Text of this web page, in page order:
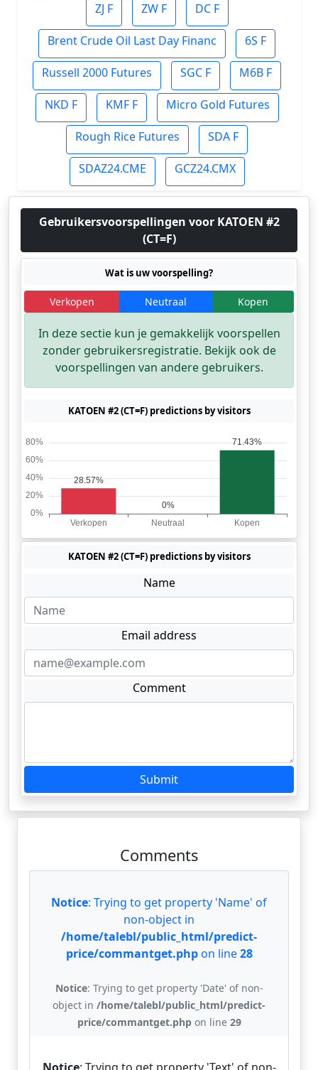
ZJ F ZW F DC F
Brent Crude Oil Last Day Financ 6S F
Russell 2000 Futures SGC F M6B F
NKD F KMF F Micro Gold Futures
Rough Rice Futures SDA F
SDAZ24.CME GCZ24.CMX
Gebruikersvoorspellingen voor KATOEN #2
(CT=F)
Wat is uw voorspelling?
Verkopen Neutraal Kopen
In deze sectie kun je gemakkelijk voorspellen
zonder gebruikersregistratie. Bekijk ook de
voorspellingen van andere gebruikers.
KATOEN #2 (CT=F) predictions by visitors
KATOEN #2 (CT=F) predictions by visitors
Name
Email address
Comment
Submit
Comments
Notice: Trying to get property 'Name' of
non-object in
/home/talebl/public_html/predict-
price/commantget.phpon line28
Notice: Trying to get property 'Date' of non-
object in /home/talebl/public_html/predict-
price/commantget.phpon line 29